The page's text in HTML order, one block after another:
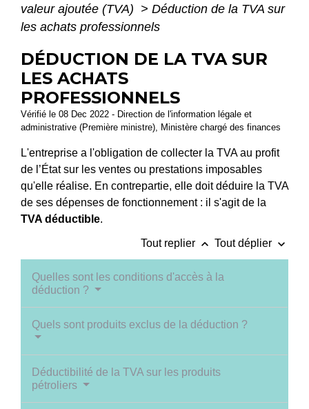
valeur ajoutée (TVA) > Déduction de la TVA sur
les achats professionnels
DÉDUCTION DE LA TVA SUR
LES ACHATS
PROFESSIONNELS
Vérifié le 08 Dec 2022 - Direction de l'information légale et
administrative (Première ministre), Ministère chargé des finances
L'entreprise a l'obligation de collecter la TVA au profit
de l’État sur les ventes ou prestations imposables
qu'elle réalise. En contrepartie, elle doit déduire la TVA
de ses dépenses de fonctionnement : il s'agit de la
TVA déductible.
Tout replier keyboard_arrow_up Tout déplier keyboard_arrow_down
Quelles sont les conditions d'accès à la
déduction ?
Quels sont produits exclus de la déduction ?
Déductibilité de la TVA sur les produits
pétroliers